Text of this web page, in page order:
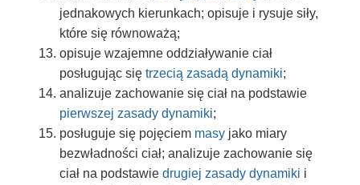
jednakowych kierunkach; opisuje i rysuje siły,
które się równoważą;
opisuje wzajemne oddziaływanie ciał
posługując siętrzecią zasadą dynamiki;
analizuje zachowanie się ciał na podstawie
pierwszej zasady dynamiki;
posługuje się pojęciem masy jako miary
bezwładności ciał; analizuje zachowanie się
ciał na podstawiedrugiej zasady dynamiki i